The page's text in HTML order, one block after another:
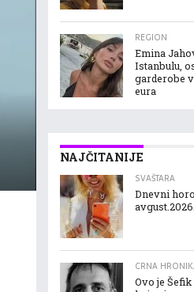
REGION
Emina
Istanbulu,
garderobe
eura
NAJČITANIJE
SVAŠTARA
Dnevni
avgust.2026.
CRNA
Ovo je